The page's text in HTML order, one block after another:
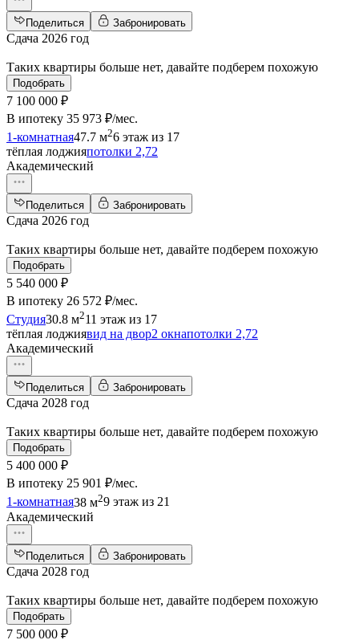
Поделиться Забронировать
Сдача 2026 год
Таких квартиры больше нет, давайте подберем похожую
Подобрать
7 100 000 ₽
В ипотеку 35 973 ₽/мес.
1-комнатная47.7 м26 этаж из 17
тёплая лоджияпотолки 2,72
Академический
Поделиться Забронировать
Сдача 2026 год
Таких квартиры больше нет, давайте подберем похожую
Подобрать
5 540 000 ₽
В ипотеку 26 572 ₽/мес.
Студия30.8 м211 этаж из 17
тёплая лоджиявид на двор2 окнапотолки 2,72
Академический
Поделиться Забронировать
Сдача 2028 год
Таких квартиры больше нет, давайте подберем похожую
Подобрать
5 400 000 ₽
В ипотеку 25 901 ₽/мес.
1-комнатная38 м29 этаж из 21
Академический
Поделиться Забронировать
Сдача 2028 год
Таких квартиры больше нет, давайте подберем похожую
Подобрать
7 500 000 ₽